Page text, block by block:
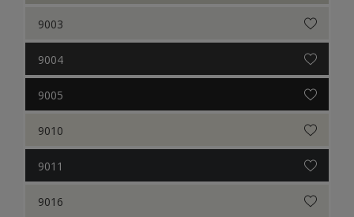
9003
9004
9005
9010
9011
9016